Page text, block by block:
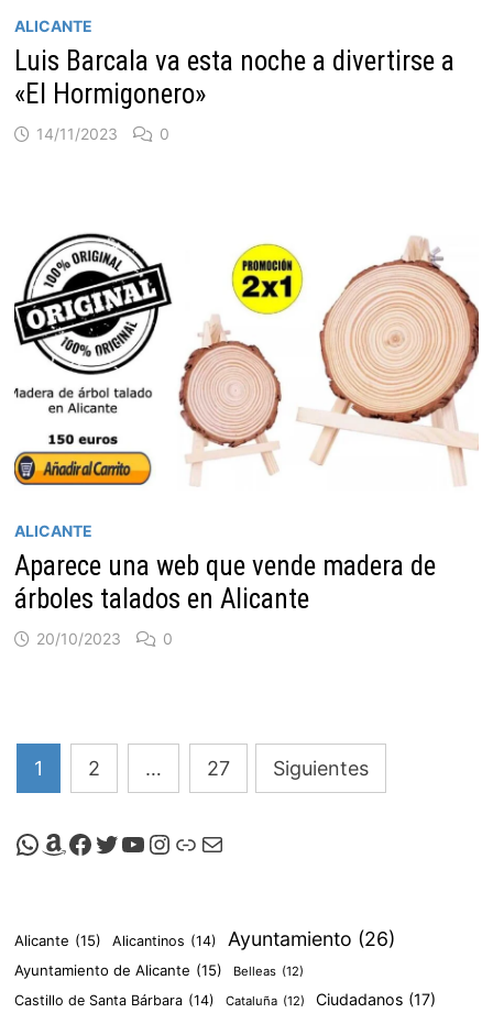
ALICANTE
Luis Barcala va esta noche a divertirse a
«El Hormigonero»
14/11/2023 0
ALICANTE
Aparece una web que vende madera de
árboles talados en Alicante
20/10/2023 0
Paginación
de
entradas
1 2 … 27 Siguientes
Canal de Whatsapp de Viscalacant
Comprar en Amazon
Facebook de Viscalacant
Twitter de Viscalacant
Canal de Youtube de Viscalacant
Instagram de Viscalacant
Viscalacant en Polkaverse
Correo electrónico
Alicante (15) Alicantinos (14) Ayuntamiento (26)
Ayuntamiento de Alicante (15) Belleas (12)
Castillo de Santa Bárbara (14) Cataluña (12) Ciudadanos (17)